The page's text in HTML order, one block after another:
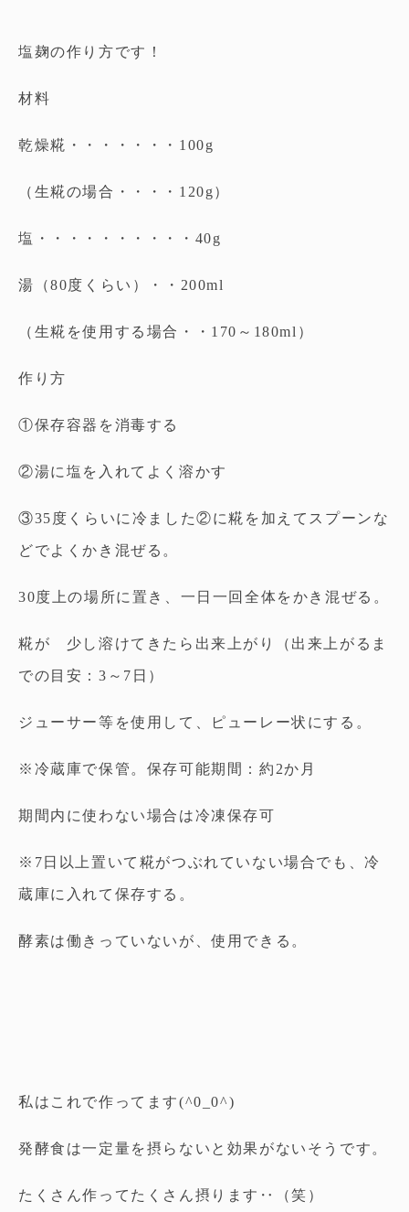
塩麹の作り方です！
材料
乾燥糀・・・・・・・100g
（生糀の場合・・・・120g）
塩・・・・・・・・・・40g
湯（80度くらい）・・200ml
（生糀を使用する場合・・170～180ml）
作り方
①保存容器を消毒する
②湯に塩を入れてよく溶かす
③35度くらいに冷ました②に糀を加えてスプーンな
どでよくかき混ぜる。
30度上の場所に置き、一日一回全体をかき混ぜる。
糀が 少し溶けてきたら出来上がり（出来上がるま
での目安：3～7日）
ジューサー等を使用して、ピューレー状にする。
※冷蔵庫で保管。保存可能期間：約2か月
期間内に使わない場合は冷凍保存可
※7日以上置いて糀がつぶれていない場合でも、冷
蔵庫に入れて保存する。
酵素は働きっていないが、使用できる。
私はこれで作ってます(^0_0^)
発酵食は一定量を摂らないと効果がないそうです。
たくさん作ってたくさん摂ります‥（笑）